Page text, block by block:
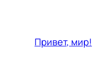
Привет, мир!